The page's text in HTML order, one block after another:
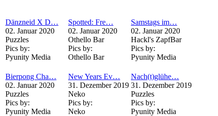
Dänzneid X D…
02. Januar 2020
Puzzles
Pics by:
Pyunity Media
Spotted: Fre…
02. Januar 2020
Othello Bar
Pics by:
Othello Bar
Samstags im…
02. Januar 2020
Hackl's ZapfBar
Pics by:
Pyunity Media
Bierpong Cha…
02. Januar 2020
Puzzles
Pics by:
Pyunity Media
New Years Ev…
31. Dezember 2019
Neko
Pics by:
Neko
Nach(t)glühe…
31. Dezember 2019
Puzzles
Pics by:
Pyunity Media